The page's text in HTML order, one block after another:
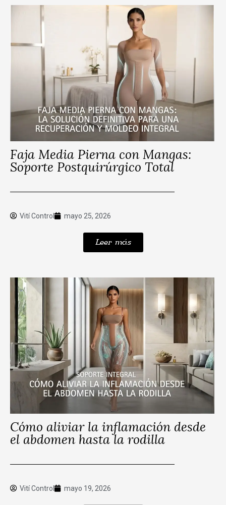
Faja Media Pierna con Mangas:
Soporte Postquirúrgico Total
Vití Control mayo 25, 2026
Leer más
Cómo aliviar la inflamación desde
el abdomen hasta la rodilla
Vití Control mayo 19, 2026